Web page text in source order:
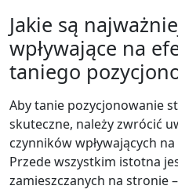
Jakie są
wpływające na
taniego
Aby tanie pozycjonowanie
skuteczne, należy zwrócić
czynników wpływających
Przede wszystkim istotna
zamieszczanych na stronie